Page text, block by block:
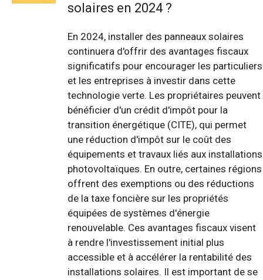
solaires en 2024 ?
En 2024, installer des panneaux solaires
continuera d'offrir des avantages fiscaux
significatifs pour encourager les particuliers
et les entreprises à investir dans cette
technologie verte. Les propriétaires peuvent
bénéficier d'un crédit d'impôt pour la
transition énergétique (CITE), qui permet
une réduction d'impôt sur le coût des
équipements et travaux liés aux installations
photovoltaïques. En outre, certaines régions
offrent des exemptions ou des réductions
de la taxe foncière sur les propriétés
équipées de systèmes d'énergie
renouvelable. Ces avantages fiscaux visent
à rendre l'investissement initial plus
accessible et à accélérer la rentabilité des
installations solaires. Il est important de se